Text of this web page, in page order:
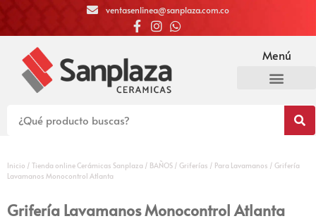
ventasenlinea@sanplaza.com.co
Menú
Inicio / Tienda online Cerámicas Sanplaza / BAÑOS / Griferías / Para Lavamanos / Grifería
Lavamanos Monocontrol Atlanta
Grifería Lavamanos Monocontrol Atlanta